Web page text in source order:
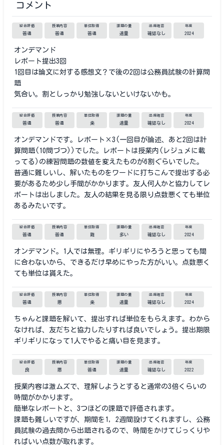
コメント
総合評価
普通
授業内容
普通
単位取得
普通
課題の量
適量
出席確認
確認なし
年度
2024
オンデマンド
レポート提出3回
1回目は論文に対する感想文？で後の2回は公務員試験の計算問
題
気合い。割としっかり勉強しないといけないかも。
総合評価
普通
授業内容
普通
単位取得
楽
課題の量
適量
出席確認
確認なし
年度
2024
オンデマンドです。レポート×3(一回目が論述、あと2回は計
算問題(10問づつ))でした。レポートは授業内(レジュメに載
ってる)の練習問題の数値を変えたものが6割ぐらいでした。
普通に難しいし、解いたものをワードに打ちこんで提出する必
要があるため少し手間がかかります。友人何人かと協力してレ
ポートは出しました。友人の結果を見る限り点数悪くても単位
あるみたいです。
総合評価
普通
授業内容
普通
単位取得
難
課題の量
多い
出席確認
確認なし
年度
2024
オンデマンド。1人では無理。ギリギリにやろうと思っても間
に合わないから、できるだけ早めにやった方がいい。点数悪く
ても単位は貰えた。
総合評価
普通
授業内容
悪
単位取得
楽
課題の量
適量
出席確認
確認なし
年度
2024
ちゃんと課題を解いて、提出すれば単位をもらえます。わから
なければ、友だちと協力したりすれば良いでしょう。提出期限
ギリギリになって1人でやると痛い目を見ます。
総合評価
良
授業内容
悪
単位取得
普通
課題の量
適量
出席確認
確認なし
年度
2022
授業内容は激ムズで、理解しようとすると通常の3倍くらいの
時間がかかります。
簡単なレポートと、3つほどの課題で評価されます。
課題も難しいですが、期間を1，2週間設けてくれますし、公務
員試験の過去問から出題されるので、時間をかけてじっくりや
ればいい点数が取れます。